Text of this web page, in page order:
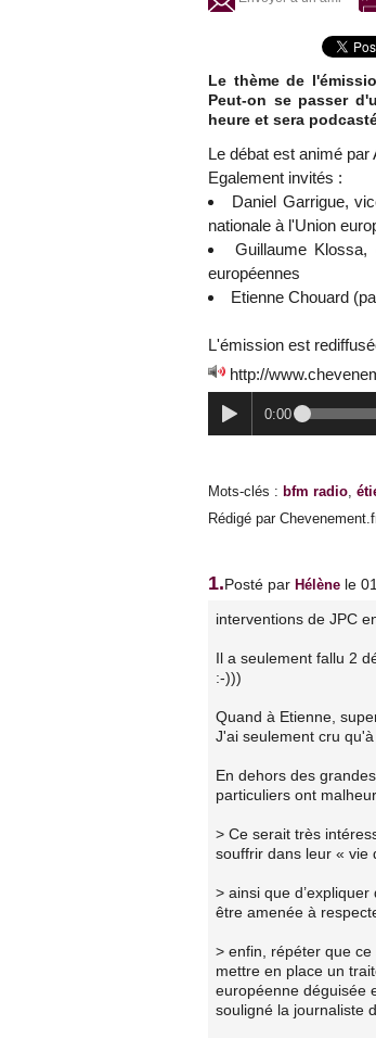
Le thème de
Peut-on se passer
heure et sera
Le débat est animé par
Egalement invités :
Daniel Garrigue,
nationale à l'Union
Guillaume
européennes
Etienne Chouard
L'émission est
http://
0:00
Mots-clés : bfm radio,
Rédigé par
1.Posté par Hélène le
interventions de JPC
Il a seulement fallu 2
:-)))
Quand à Etienne,
J'ai seulement cru
En dehors des
particuliers ont
> Ce serait très
souffrir dans leur « vie
> ainsi que
être amenée à
> enfin, répéter que ce
mettre en place un
européenne déguisée
souligné la journaliste